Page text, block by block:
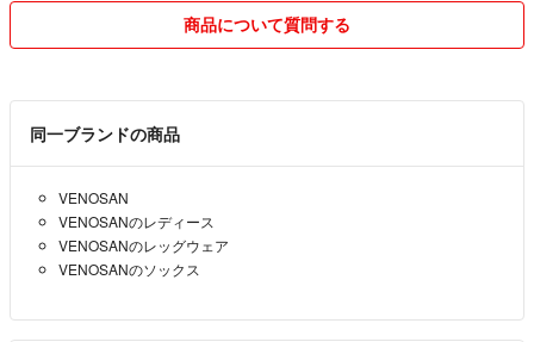
ことで、格安で出品しております。 効果的なフットケアをお得に始めた
い方、ぜひご検討ください！ 即購入OKです。
商品について質問する
同一ブランドの商品
VENOSAN
VENOSANのレディース
VENOSANのレッグウェア
VENOSANのソックス